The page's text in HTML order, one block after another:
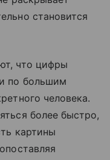
становится
что цифры
по большим
человека.
более быстро,
картины